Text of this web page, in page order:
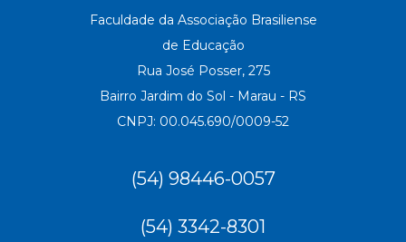
Faculdade da Associação Brasiliense
de Educação
Rua José Posser, 275
Bairro Jardim do Sol - Marau - RS
CNPJ: 00.045.690/0009-52
(54) 98446-0057
(54) 3342-8301